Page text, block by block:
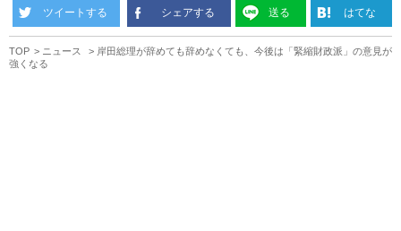
ツイートする シェアする 送る はてな
TOP ニュース
岸田総理が辞めても辞めなくても、今後は「緊縮財政派」の意見が
強くなる